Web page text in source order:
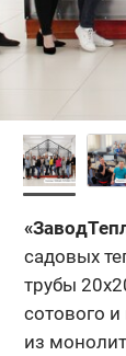
садовых
трубы
сотового
из